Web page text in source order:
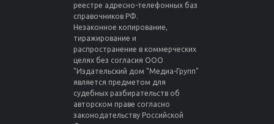
реестре адресно-телефонных баз
справочников РФ.
Незаконное копирование,
тиражирование и
распространение в коммерческих
целях без согласия ООО
"Издательский дом "Медиа-Групп"
является предметом для
судебных разбирательств об
авторском праве согласно
законодательству Российской